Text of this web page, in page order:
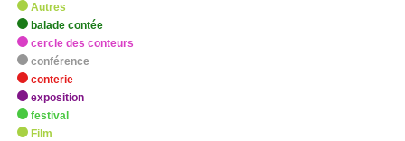
Autres
balade contée
cercle des conteurs
conférence
conterie
exposition
festival
Film